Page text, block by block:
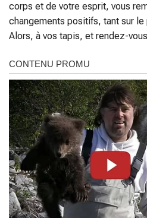
corps et de votre esprit, vous
changements positifs, tant sur le
Alors, à vos tapis, et rendez-